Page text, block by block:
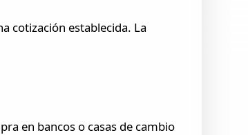
cotización establecida. La
en bancos o casas de cambio